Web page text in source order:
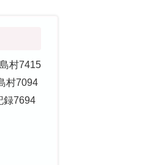
村7415
村7094
録7694